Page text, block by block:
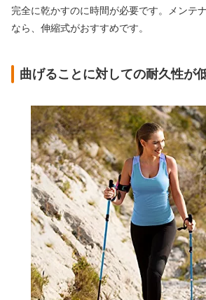
完全に乾かすのに時間が必要です。メンテ
なら、伸縮式がおすすめです。
曲げることに対しての耐久性が